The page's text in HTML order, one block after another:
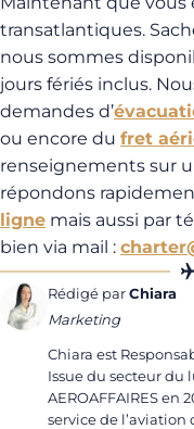
transatlantiques.
nous sommes
jours fériés inclus.
demandes d’
ou encore du fret
renseignements sur
répondons
ligne mais aussi par
bien via mail :
Rédigé parChiara
Marketing
Chiara est
Issue du secteur du
AEROAFFAIRES en
service de l’aviation